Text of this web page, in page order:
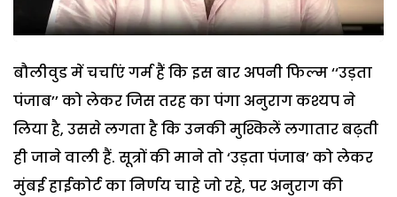
बौलीवुड में चर्चाएं गर्म हैं कि इस बार अपनी फिल्म ‘‘उड़ता
पंजाब’’ को लेकर जिस तरह का पंगा अनुराग कश्यप ने
लिया है, उससे लगता है कि उनकी मुश्किलें लगातार बढ़ती
ही जाने वाली हैं. सूत्रों की माने तो ‘उड़ता पंजाब’ को लेकर
मुंबई हाईकोर्ट का निर्णय चाहे जो रहे, पर अनुराग की